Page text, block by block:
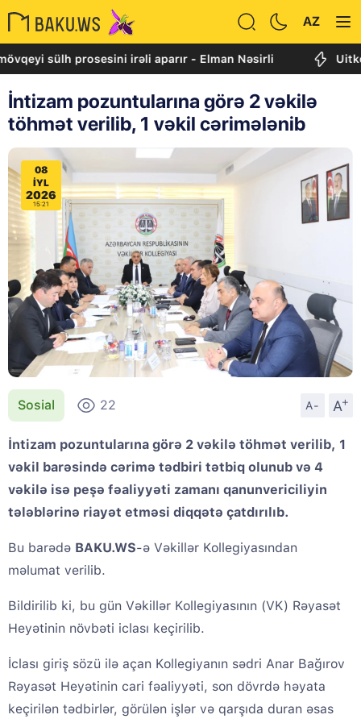
AZ
prosesini irəli aparır - Elman Nəsirli Uitkoff:
İntizam pozuntularına görə 2 vəkilə
töhmət verilib, 1 vəkil cərimələnib
08
IYL
2026
15:21
Sosial 22 A- A
+
İntizam pozuntularına görə 2 vəkilə töhmət verilib, 1
vəkil barəsində cərimə tədbiri tətbiq olunub və 4
vəkilə isə peşə fəaliyyəti zamanı qanunvericiliyin
tələblərinə riayət etməsi diqqətə çatdırılıb.
Bu barədə BAKU.WS-ə Vəkillər Kollegiyasından
məlumat verilib.
Bildirilib ki, bu gün Vəkillər Kollegiyasının (VK) Rəyasət
Heyətinin növbəti iclası keçirilib.
İclası giriş sözü ilə açan Kollegiyanın sədri Anar Bağırov
Rəyasət Heyətinin cari fəaliyyəti, son dövrdə həyata
keçirilən tədbirlər, görülən işlər və qarşıda duran əsas